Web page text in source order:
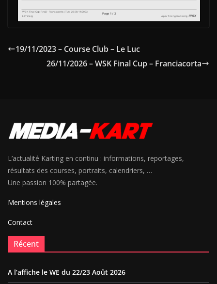
19/11/2023 – Course Club – Le Luc
26/11/2026 – WSK Final Cup – Franciacorta
L’actualité Karting en continu : informations, reportages,
résultats des courses, portraits, calendriers, …
Une passion 100% partagée.
Mentions légales
Contact
Récent
A l’affiche le WE du 22/23 Août 2026